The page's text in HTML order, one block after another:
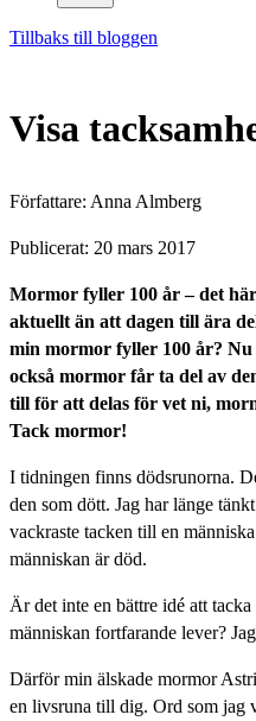
Tillbaks till bloggen
Visa
Författare: Anna Almberg
Publicerat: 20 mars 2017
Mormor fyller 100 år – det
aktuellt än att dagen till ära
min mormor fyller 100 år? Nu
också mormor får ta del av
till för att delas för vet ni,
Tack mormor!
I tidningen finns dödsrunorna.
den som dött. Jag har länge
vackraste tacken till en
människan är död.
Är det inte en bättre idé att
människan fortfarande lever?
Därför min älskade mormor
en livsruna till dig. Ord som jag